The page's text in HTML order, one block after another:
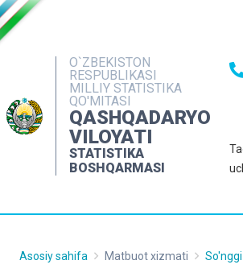
O`ZBEKISTON
RESPUBLIKASI
MILLIY STATISTIKA
QO'MITASI
QASHQADARYO
VILOYATI
STATISTIKA
BOSHQARMASI
OCHIQ MA'LUMOTLAR
NASHRLAR
INTERAKTIV XIZMATLAR
MATBUOT XIZMATI
KONTAKTLAR
Asosiy sahifa Matbuot xizmati